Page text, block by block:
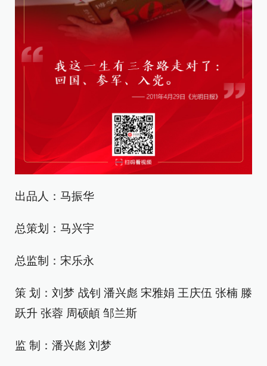
出品人：马振华
总策划：马兴宇
总监制：宋乐永
策 划：刘梦 战钊 潘兴彪 宋雅娟 王庆伍 张楠 滕
跃升 张蓉 周硕頔 邹兰斯
监 制：潘兴彪 刘梦